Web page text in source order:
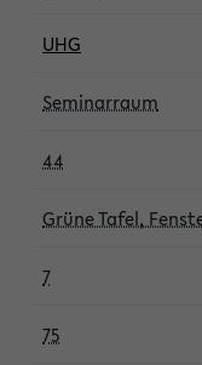
UHG
Seminarraum
44
Grüne Tafel,
7
75